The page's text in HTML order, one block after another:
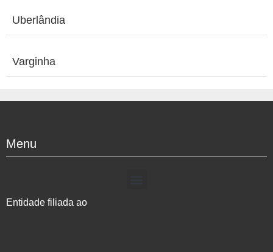
Uberlândia
Varginha
Menu
Entidade filiada ao